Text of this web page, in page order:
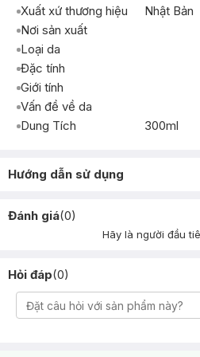
Xuất xứ thương hiệu
Nhật Bản
Nơi sản xuất
Loại da
Đặc tính
Giới tính
Vấn đề về da
Dung Tích
300ml
Hướng dẫn sử dụng
Đánh giá(0)
Hãy là người đầu
Hỏi đáp(0)